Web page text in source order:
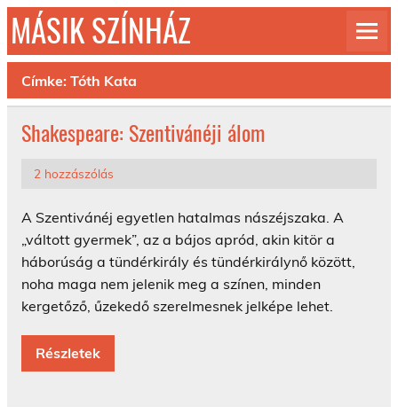
Skip
content
MÁSIK SZÍNHÁZ
© 1992-2026
Címke: Tóth Kata
Shakespeare: Szentivánéji álom
2 hozzászólás
A Szentivánéj egyetlen hatalmas nászéjszaka. A
„váltott gyermek”, az a bájos apród, akin kitör a
háborúság a tündérkirály és tündérkirálynő között,
noha maga nem jelenik meg a színen, minden
kergetőző, űzekedő szerelmesnek jelképe lehet.
Részletek